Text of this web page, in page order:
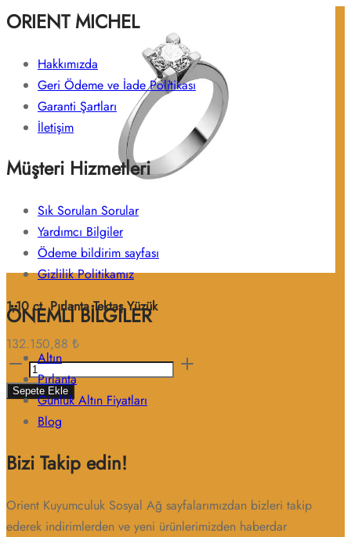
1,10 ct. Pırlanta Tektaş Yüzük
132.150,88 ₺
1,10
ct.
Pırlanta
Tektaş
adet
Sepete Ekle
ORIENT MICHEL
Hakkımızda
Geri Ödeme ve İade Politikası
Garanti Şartları
İletişim
Müşteri Hizmetleri
Sık Sorulan Sorular
Yardımcı Bilgiler
Ödeme bildirim sayfası
Gizlilik Politikamız
ÖNEMLİ BİLGİLER
Altın
Pırlanta
Günlük Altın Fiyatları
Blog
Bizi Takip edin!
Orient Kuyumculuk Sosyal Ağ sayfalarımızdan bizleri takip
ederek indirimlerden ve yeni ürünlerimizden haberdar